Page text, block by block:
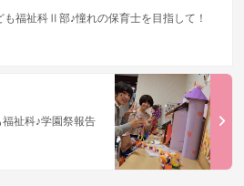
も福祉科Ⅱ部♪憧れの保育士を目指して！
福祉科♪学園祭報告